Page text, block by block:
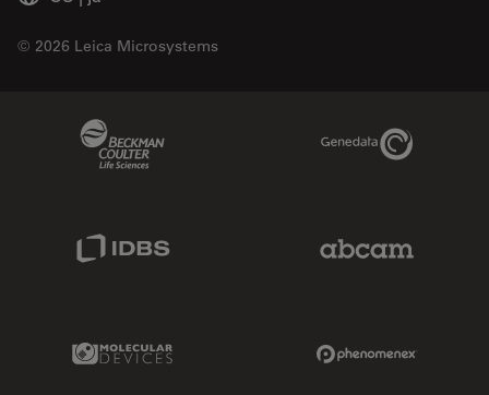
© 2026 Leica Microsystems
Genedata Link
Molecular Devices Link